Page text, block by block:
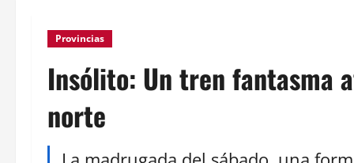
Provincias
Insólito: Un tren fantasma
norte